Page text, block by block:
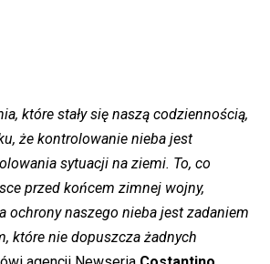
które stały się naszą codziennością,
że kontrolowanie nieba jest
sytuacji na ziemi. To, co
przed końcem zimnej wojny,
ochrony naszego nieba jest zadaniem
które nie dopuszcza żadnych